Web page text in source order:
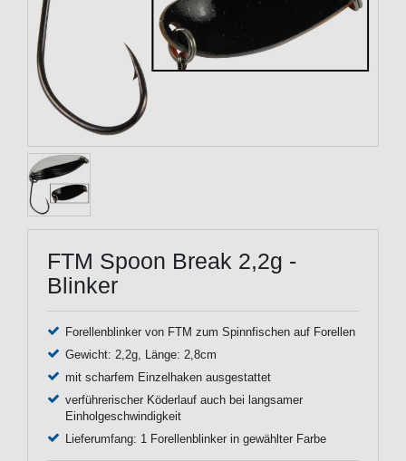
FTM Spoon Break 2,2g -
Blinker
Forellenblinker von FTM zum Spinnfischen auf Forellen
Gewicht: 2,2g, Länge: 2,8cm
mit scharfem Einzelhaken ausgestattet
verführerischer Köderlauf auch bei langsamer
Einholgeschwindigkeit
Lieferumfang: 1 Forellenblinker in gewählter Farbe